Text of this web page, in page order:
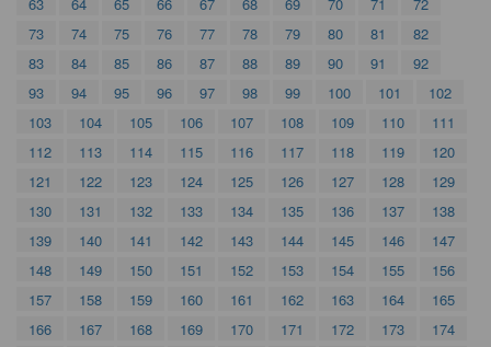
73
74 75 76 77 78 79 80 81
82
83
84 85 86 87 88 89 90 91
92
93
94 95 96 97 98 99 100 101
102
103
104 105 106 107 108 109 110
111
112
113 114 115 116 117 118 119
120
121
122 123 124 125 126 127 128
129
130
131 132 133 134 135 136 137
138
139
140 141 142 143 144 145 146
147
148
149 150 151 152 153 154 155
156
157
158 159 160 161 162 163 164
165
166
167 168 169 170 171 172 173
174